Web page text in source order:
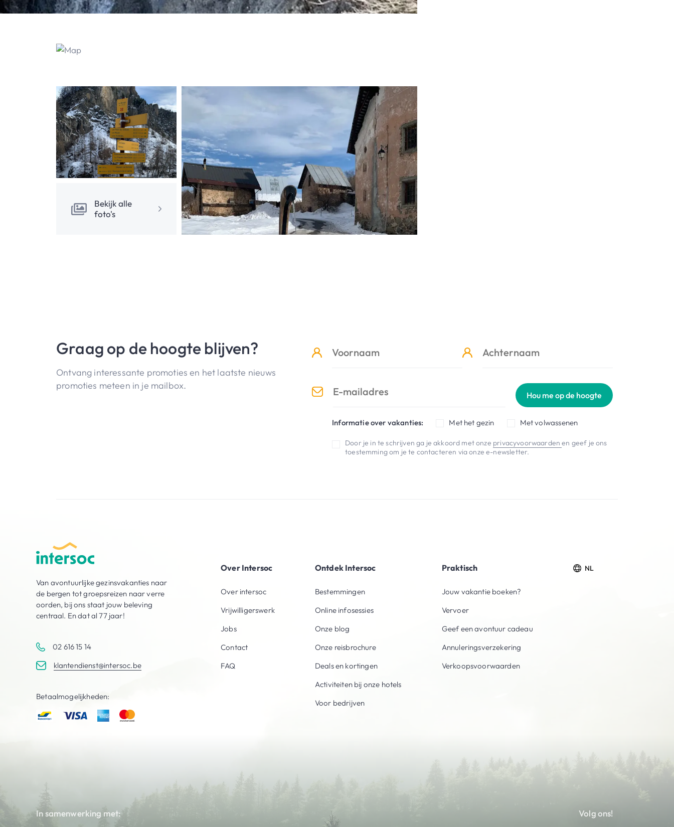
Bekijk alle
foto's
Graag op de hoogte blijven?
Ontvang interessante promoties en het laatste nieuws
promoties meteen in je mailbox.
Hou me op de hoogte
Informatie over vakanties: Met het gezin Met volwassenen
Door je in te schrijven ga je akkoord met onze privacyvoorwaardenen geef je ons
toestemming om je te contacteren via onze e-newsletter.
Van avontuurlijke gezinsvakanties naar
de bergen tot groepsreizen naar verre
oorden, bij ons staat jouw beleving
centraal. En dat al 77 jaar!
02 616 15 14
klantendienst@intersoc.be
Betaalmogelijkheden:
Over Intersoc
Over intersoc
Vrijwilligerswerk
Jobs
Contact
FAQ
Ontdek Intersoc
Bestemmingen
Online infosessies
Onze blog
Onze reisbrochure
Deals en kortingen
Activiteiten bij onze hotels
Voor bedrijven
Praktisch
Jouw vakantie boeken?
Vervoer
Geef een avontuur cadeau
Annuleringsverzekering
Verkoopsvoorwaarden
NL
In samenwerking met: Volg ons!